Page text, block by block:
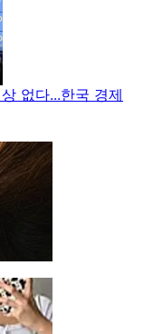
없다...한국 경제